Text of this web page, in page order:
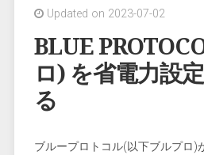
Updated on 2023-07-02
BLUE
ロ) を省電力設
る
ブループロトコル(以下ブルプロ)